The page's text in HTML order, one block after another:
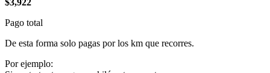
Pago total
De esta forma solo pagas por los km que recorres.
Por ejemplo: